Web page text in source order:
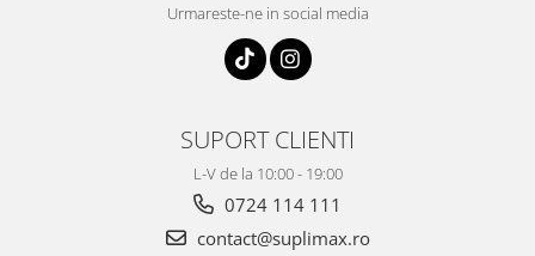
Urmareste-ne in social media
SUPORT CLIENTI
L-V de la 10:00 - 19:00
0724 114 111
contact@suplimax.ro